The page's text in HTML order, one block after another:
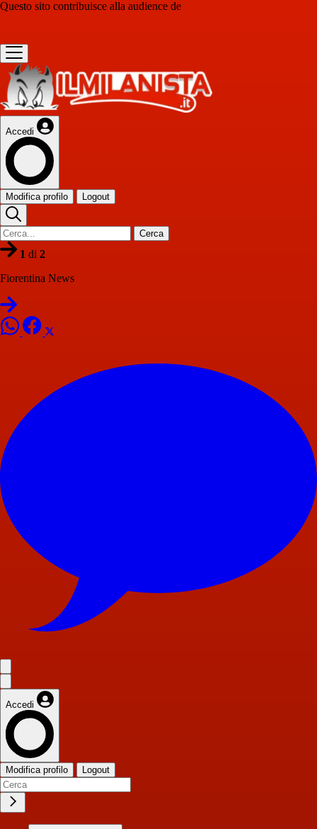
Questo sito contribuisce alla audience de
Accedi
Modifica profilo Logout
Cerca
1 di 2
Fiorentina News
Accedi
Modifica profilo Logout